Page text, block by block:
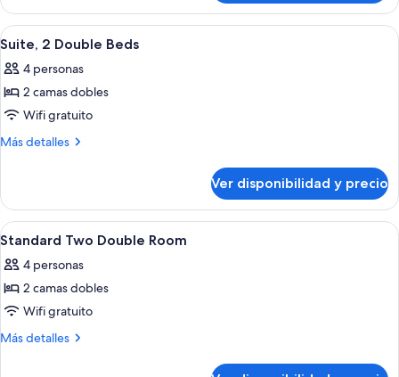
1
cama
King
Ver
todas
las
fotos
de
Suite,
Beds
Habitación de hotel con dos camas,
9
Suite, 2 Double Beds
4 personas
2 camas dobles
Wifi gratuito
Más detalles
Más
2
Double
Beds
Ver disponibilidad y precio
Ver
todas
las
fotos
de
Standard
Habitación de hotel con dos camas,
6
Standard Two Double Room
4 personas
2 camas dobles
Wifi gratuito
Más detalles
Más